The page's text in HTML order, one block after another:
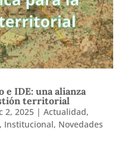
IDE: una alianza
territorial
2, 2025| Actualidad,
, Institucional, Novedades